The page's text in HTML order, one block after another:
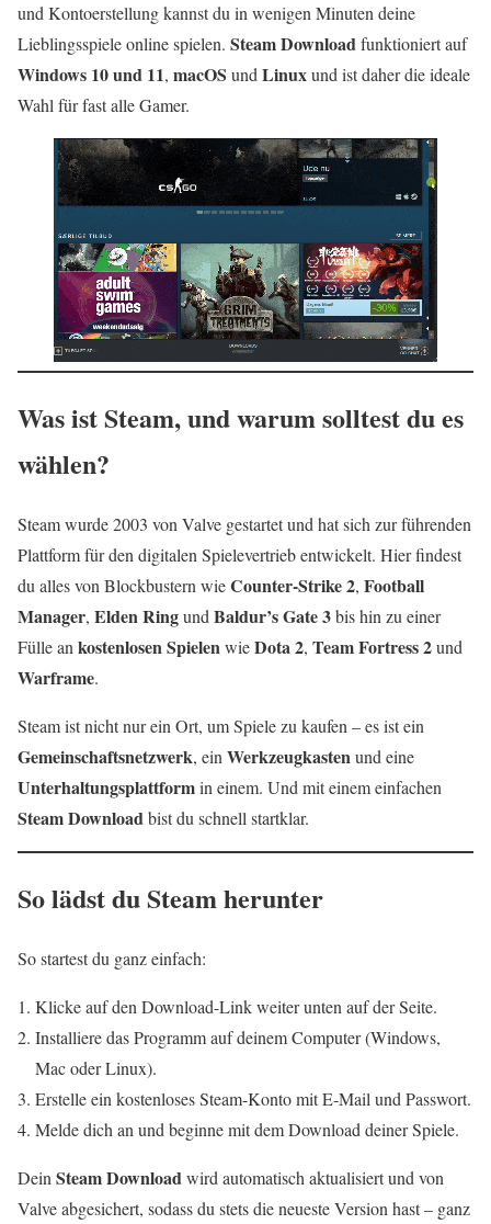
und Kontoerstellung kannst du in wenigen Minuten deine
Lieblingsspiele online spielen. Steam Downloadfunktioniert auf
Windows 10 und 11, macOS und Linuxund ist daher die ideale
Wahl für fast alle Gamer.
Was ist Steam, und warum solltest du es
wählen?
Steam wurde 2003 von Valve gestartet und hat sich zur führenden
Plattform für den digitalen Spielevertrieb entwickelt. Hier findest
du alles von Blockbustern wieCounter-Strike 2, Football
Manager, Elden Ringund Baldur’s Gate 3bis hin zu einer
Fülle an kostenlosen SpielenwieDota 2, Team Fortress 2und
Warframe.
Steam ist nicht nur ein Ort, um Spiele zu kaufen – es ist ein
Gemeinschaftsnetzwerk, ein Werkzeugkastenund eine
Unterhaltungsplattformin einem. Und mit einem einfachen
Steam Downloadbist du schnell startklar.
So lädst du Steam herunter
So startest du ganz einfach:
Klicke auf den Download-Link weiter unten auf der Seite.
Installiere das Programm auf deinem Computer (Windows,
Mac oder Linux).
Erstelle ein kostenloses Steam-Konto mit E‑Mail und Passwort.
Melde dich an und beginne mit dem Download deiner Spiele.
Dein Steam Downloadwird automatisch aktualisiert und von
Valve abgesichert, sodass du stets die neueste Version hast – ganz